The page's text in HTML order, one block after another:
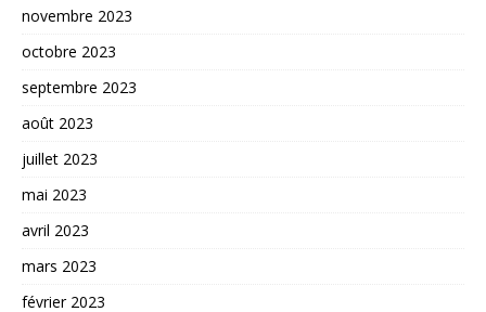
novembre 2023
octobre 2023
septembre 2023
août 2023
juillet 2023
mai 2023
avril 2023
mars 2023
février 2023